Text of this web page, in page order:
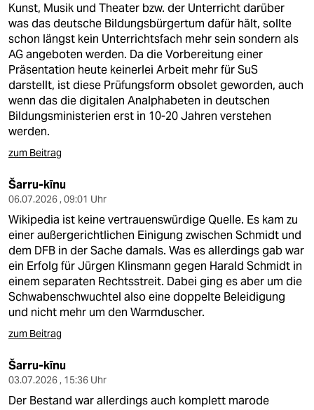
Kunst, Musik und Theater bzw. der Unterricht darüber
was das deutsche Bildungsbürgertum dafür hält, sollte
schon längst kein Unterrichtsfach mehr sein sondern als
AG angeboten werden. Da die Vorbereitung einer
Präsentation heute keinerlei Arbeit mehr für SuS
darstellt, ist diese Prüfungsform obsolet geworden, auch
wenn das die digitalen Analphabeten in deutschen
Bildungsministerien erst in 10-20 Jahren verstehen
werden.
zum Beitrag
Šarru-kīnu
06.07.2026 , 09:01 Uhr
Wikipedia ist keine vertrauenswürdige Quelle. Es kam zu
einer außergerichtlichen Einigung zwischen Schmidt und
dem DFB in der Sache damals. Was es allerdings gab war
ein Erfolg für Jürgen Klinsmann gegen Harald Schmidt in
einem separaten Rechtsstreit. Dabei ging es aber um die
Schwabenschwuchtel also eine doppelte Beleidigung
und nicht mehr um den Warmduscher.
zum Beitrag
Šarru-kīnu
03.07.2026 , 15:36 Uhr
Der Bestand war allerdings auch komplett marode